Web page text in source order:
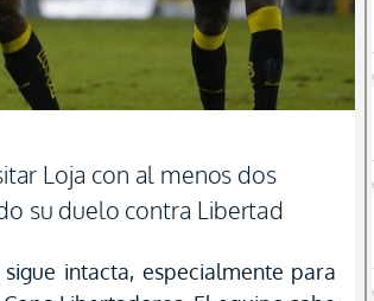
Loja con al menos dos
su duelo contra Libertad
intacta, especialmente para